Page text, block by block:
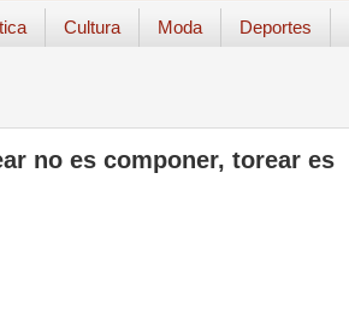
Cultura Moda Deportes
no es componer, torear es